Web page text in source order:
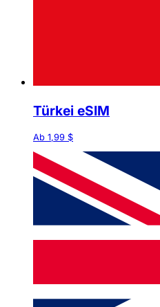
Türkei eSIM
Ab 1,99 $